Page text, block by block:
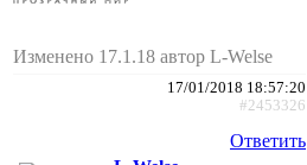
Изменено 17.1.18 автор L-Welse
17/01/2018 18:57:20
#2453326
Ответить